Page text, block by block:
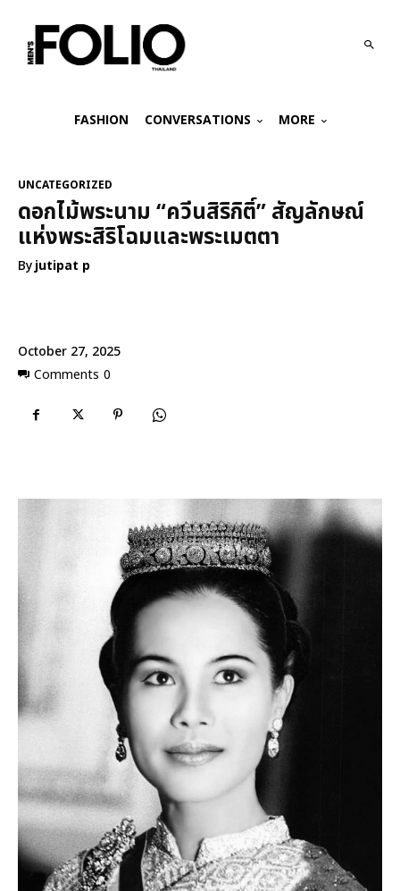
FASHION CONVERSATIONS MORE
October 27, 2025
Comments 0
UNCATEGORIZED
ดอกไม้พระนาม “ควีนสิริกิติ์” สัญลักษณ์
แห่งพระสิริโฉมและพระเมตตา
Byjutipat p